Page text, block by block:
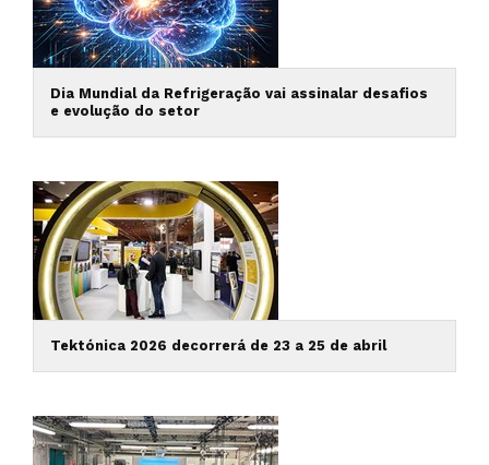
Dia Mundial da Refrigeração vai assinalar desafios
e evolução do setor
Tektónica 2026 decorrerá de 23 a 25 de abril